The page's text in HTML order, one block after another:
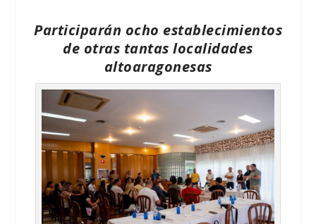
Participarán ocho establecimientos
de otras tantas localidades
altoaragonesas